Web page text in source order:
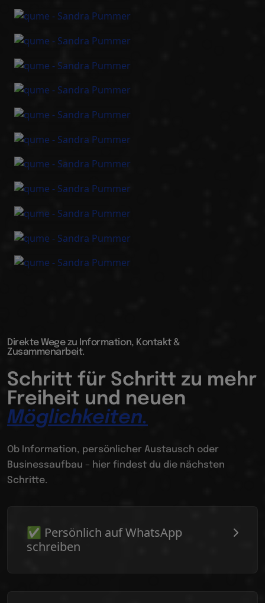
Direkte Wege zu Information, Kontakt &
Zusammenarbeit.
Schritt für Schritt zu mehr
Freiheit und neuen
Möglichkeiten.
Ob Information, persönlicher Austausch oder
Businessaufbau – hier findest du die nächsten
Schritte.
✅ Persönlich auf WhatsApp
schreiben